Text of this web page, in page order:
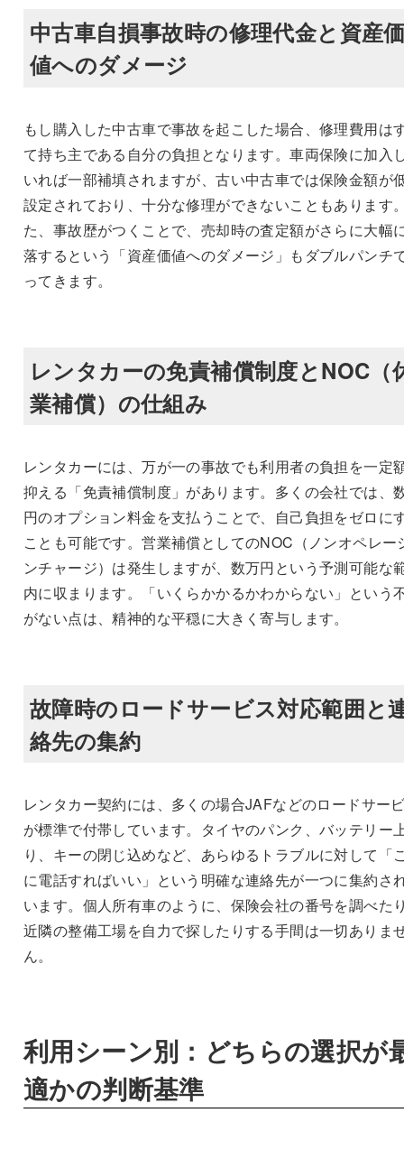
中古車自損事故時の修理代金と資産
値へのダメージ
もし購入した中古車で事故を起こした場合、修理費用は
て持ち主である自分の負担となります。車両保険に加入
いれば一部補填されますが、古い中古車では保険金額が
設定されており、十分な修理ができないこともあります
た、事故歴がつくことで、売却時の査定額がさらに大幅
落するという「資産価値へのダメージ」もダブルパンチ
ってきます。
レンタカーの免責補償制度とNOC（
業補償）の仕組み
レンタカーには、万が一の事故でも利用者の負担を一定
抑える「免責補償制度」があります。多くの会社では、
円のオプション料金を支払うことで、自己負担をゼロに
ことも可能です。営業補償としてのNOC（ノンオペレー
ンチャージ）は発生しますが、数万円という予測可能な
内に収まります。「いくらかかるかわからない」という
がない点は、精神的な平穏に大きく寄与します。
故障時のロードサービス対応範囲と
絡先の集約
レンタカー契約には、多くの場合JAFなどのロードサー
が標準で付帯しています。タイヤのパンク、バッテリー
り、キーの閉じ込めなど、あらゆるトラブルに対して「
に電話すればいい」という明確な連絡先が一つに集約さ
います。個人所有車のように、保険会社の番号を調べた
近隣の整備工場を自力で探したりする手間は一切ありま
ん。
利用シーン別：どちらの選択が
適かの判断基準